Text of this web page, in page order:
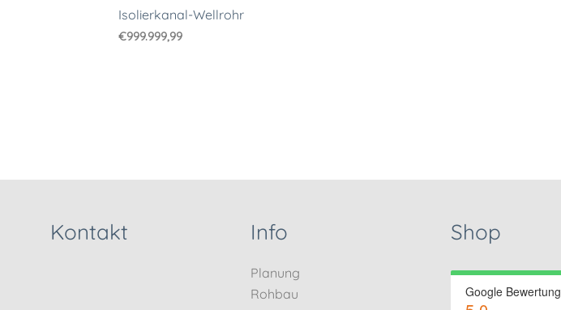
Isolierkanal-Wellrohr
€999.999,99
Kontakt Info
Planung
Rohbau
Shop
Google Bewertung